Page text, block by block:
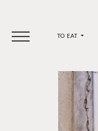
TO EAT